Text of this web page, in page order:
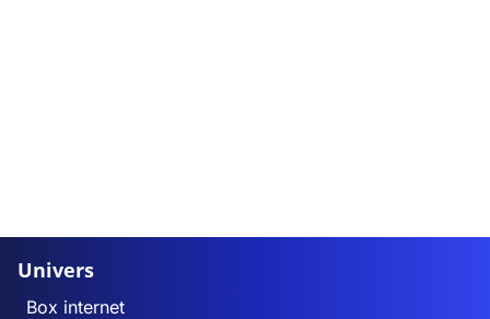
Univers
Box internet